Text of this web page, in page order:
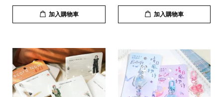
加入購物車 加入購物車